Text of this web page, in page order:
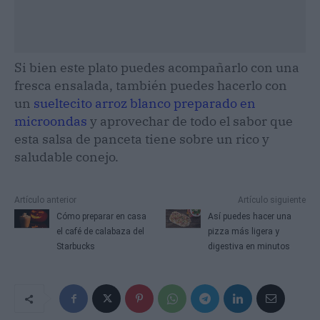
Si bien este plato puedes acompañarlo con una
fresca ensalada, también puedes hacerlo con
un sueltecito arroz blanco preparado en
microondas y aprovechar de todo el sabor que
esta salsa de panceta tiene sobre un rico y
saludable conejo.
Artículo anterior
Cómo preparar en casa
el café de calabaza del
Starbucks
Artículo siguiente
Así puedes hacer una
pizza más ligera y
digestiva en minutos